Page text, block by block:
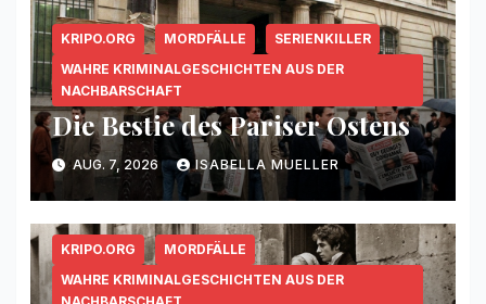
KRIPO.ORG MORDFÄLLE
SERIENKILLER
WAHRE KRIMINALGESCHICHTEN AUS DER
NACHBARSCHAFT
Die Bestie des Pariser Ostens
AUG. 7, 2026 ISABELLA MUELLER
KRIPO.ORG
MORDFÄLLE
WAHRE KRIMINALGESCHICHTEN AUS DER